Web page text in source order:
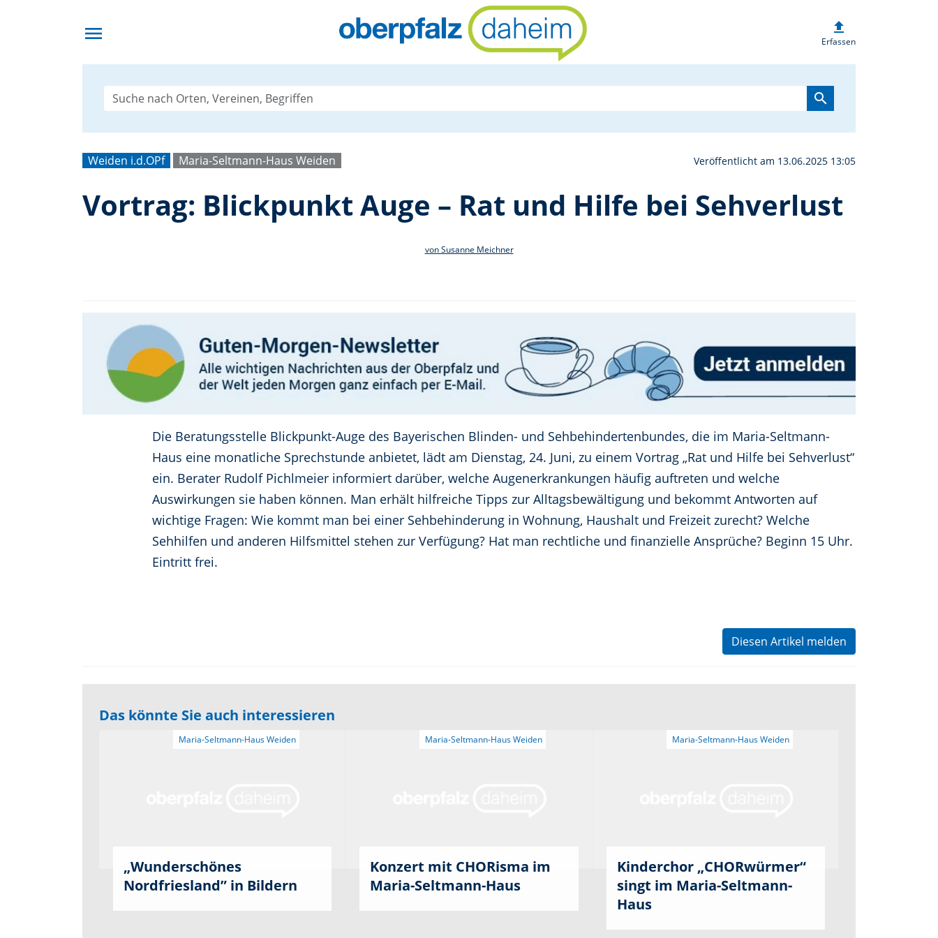
menu Vortrag: Blickpunkt Auge – Rat
upload
Erfassen
search
Weiden i.d.OPf Maria-Seltmann-Haus Weiden Veröffentlicht am 13.06.2025 13:05
Vortrag: Blickpunkt Auge – Rat und Hilfe bei Sehverlust
von Susanne Meichner
Die Beratungsstelle Blickpunkt-Auge des Bayerischen Blinden- und Sehbehindertenbundes, die im Maria-Seltmann-
Haus eine monatliche Sprechstunde anbietet, lädt am Dienstag, 24. Juni, zu einem Vortrag „Rat und Hilfe bei Sehverlust“
ein. Berater Rudolf Pichlmeier informiert darüber, welche Augenerkrankungen häufig auftreten und welche
Auswirkungen sie haben können. Man erhält hilfreiche Tipps zur Alltagsbewältigung und bekommt Antworten auf
wichtige Fragen: Wie kommt man bei einer Sehbehinderung in Wohnung, Haushalt und Freizeit zurecht? Welche
Sehhilfen und anderen Hilfsmittel stehen zur Verfügung? Hat man rechtliche und finanzielle Ansprüche? Beginn 15 Uhr.
Eintritt frei.
Diesen Artikel melden
Das könnte Sie auch interessieren
„Wunderschönes
Nordfriesland” in Bildern
Konzert mit CHORisma im
Maria-Seltmann-Haus
Maria-Seltmann-Haus Weiden
Kinderchor „CHORwürmer“
singt im Maria-Seltmann-
Haus